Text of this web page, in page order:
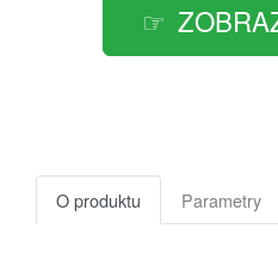
O produktu Parametry